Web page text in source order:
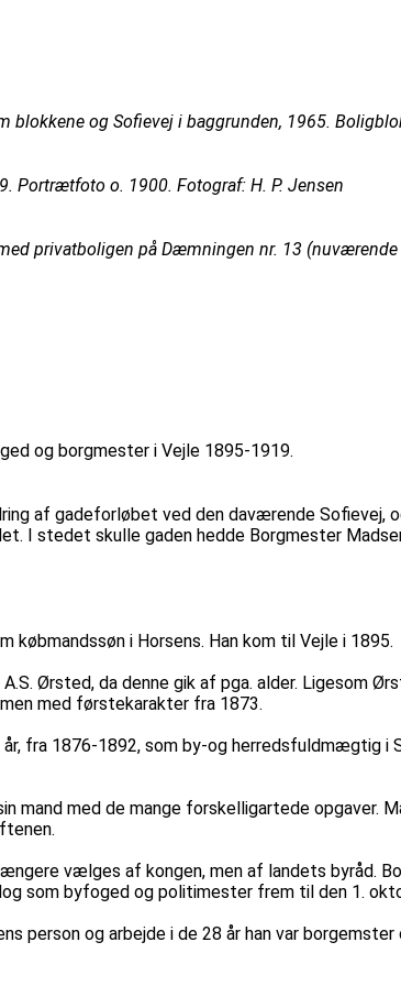
blokkene og Sofievej i baggrunden, 1965.
Portrætfoto o. 1900. Fotograf: H. P. Jensen
privatboligen på Dæmningen nr. 13
og borgmester i Vejle 1895-1919.
af gadeforløbet ved den daværende Sofievej,
I stedet skulle gaden hedde Borgmester
i Horsens. Han kom til Vejle i 1895.
Ørsted, da denne gik af pga. alder. Ligesom
med førstekarakter fra 1873.
fra 1876-1892, som by-og herredsfuldmægtig
mand med de mange forskelligartede opgaver.
vælges af kongen, men af landets
som byfoged og politimester frem til den 1.
person og arbejde i de 28 år han var